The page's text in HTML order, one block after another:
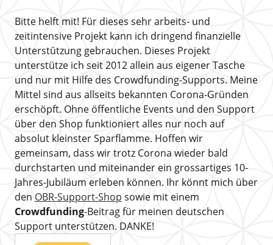
Bitte helft mit! Für dieses sehr arbeits- und
zeitintensive Projekt kann ich dringend finanzielle
Unterstützung gebrauchen. Dieses Projekt
unterstütze ich seit 2012 allein aus eigener Tasche
und nur mit Hilfe des Crowdfunding-Supports. Meine
Mittel sind aus allseits bekannten Corona-Gründen
erschöpft. Ohne öffentliche Events und den Support
über den Shop funktioniert alles nur noch auf
absolut kleinster Sparflamme. Hoffen wir
gemeinsam, dass wir trotz Corona wieder bald
durchstarten und miteinander ein grossartiges 10-
Jahres-Jubiläum erleben können. Ihr könnt mich über
den OBR-Support-Shop sowie mit einem
Crowdfunding-Beitrag für meinen deutschen
Support unterstützen. DANKE!